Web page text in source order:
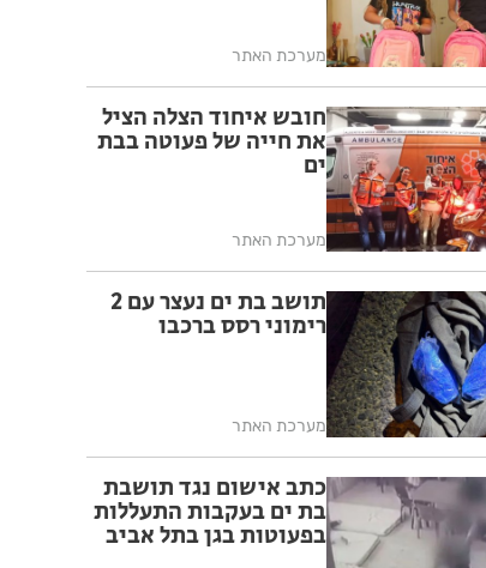
מערכת האתר
חובש איחוד הצלה הציל
את חייה של פעוטה בבת
ים
מערכת האתר
תושב בת ים נעצר עם 2
רימוני רסס ברכבו
מערכת האתר
כתב אישום נגד תושבת
בת ים בעקבות התעללות
בפעוטות בגן בתל אביב